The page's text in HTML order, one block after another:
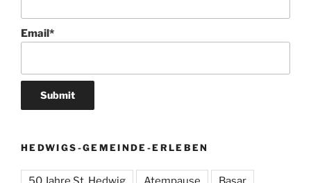
Email*
HEDWIGS-GEMEINDE-ERLEBEN